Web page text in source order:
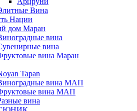
Вина
Нации
дом Маран
вина
вина
вина Маран
Tapan
вина МАП
вина МАП
вина